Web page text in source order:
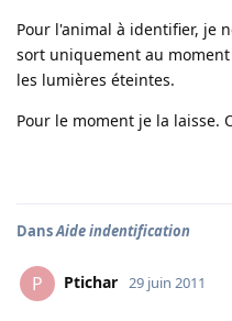
Pour l'animal à identifier, je
sort uniquement au
les lumières éteintes.
Pour le moment je la laisse.
DansAide indentification
P Ptichar 29 juin 2011